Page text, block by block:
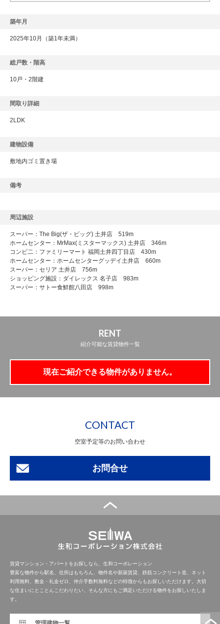
築年月
2025年10月（築1年未満）
総戸数・階高
10戸・2階建
間取り詳細
2LDK
建物設備
敷地内ゴミ置き場
備考
周辺施設
スーパー：The Big(ザ・ビッグ) 土井店 519m
ホームセンター：MrMax(ミスターマックス) 土井店 346m
コンビ二：ファミリーマート 福岡土井四丁目店 430m
ホームセンター：ホームセンターグッデイ土井店 660m
スーパー：セリア 土井店 756m
ショッピング施設：ダイレックス 名子店 983m
スーパー：サトー食鮮館八田店 998m
RENT
紹介可能な賃貸物件一覧
現在ご紹介できる物件がありません。
CONTACT
空室予定等のお問い合わせ
お問合せ
賃貸マンション・アパートをお探しなら、生和コーポレーション
豊富な物件から駅名、住所はもちろん、物件名や新築賃貸、鉄筋コンクリート造、ネット
利用無料、敷金・礼金ゼロ、仲介手数料無料などの特徴からもお探しいただけます。大切
な住まいにとことんこだわりたい、そんな方にもご満足いただける物件をお探しいたしま
す。